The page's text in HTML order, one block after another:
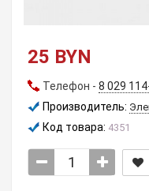
25 BYN
Телефон - 8 029
Производитель:
Код товара: 4351